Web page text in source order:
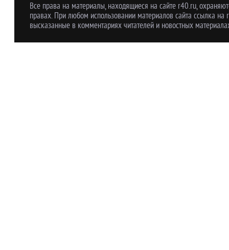
Все права на материалы, находящиеся на сайте r40.ru,
правах. При любом использовании материалов сайта ссылка
высказанные в комментариях читателей и новостных